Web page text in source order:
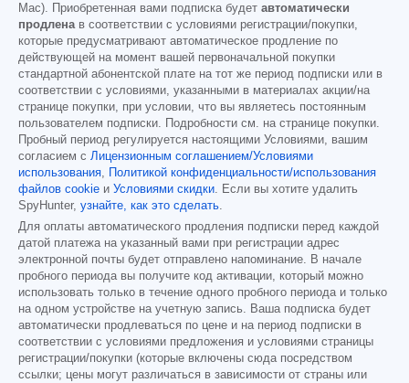
Mac). Приобретенная вами подписка будет автоматически
продленав соответствии с условиями регистрации/покупки,
которые предусматривают автоматическое продление по
действующей на момент вашей первоначальной покупки
стандартной абонентской плате на тот же период подписки или в
соответствии с условиями, указанными в материалах акции/на
странице покупки, при условии, что вы являетесь постоянным
пользователем подписки. Подробности см. на странице покупки.
Пробный период регулируется настоящими Условиями, вашим
согласием с Лицензионным соглашением/Условиями
использования, Политикой конфиденциальности/использования
файлов cookie и Условиями скидки. Если вы хотите удалить
SpyHunter, узнайте, как это сделать.
Для оплаты автоматического продления подписки перед каждой
датой платежа на указанный вами при регистрации адрес
электронной почты будет отправлено напоминание. В начале
пробного периода вы получите код активации, который можно
использовать только в течение одного пробного периода и только
на одном устройстве на учетную запись. Ваша подписка будет
автоматически продлеваться по цене и на период подписки в
соответствии с условиями предложения и условиями страницы
регистрации/покупки (которые включены сюда посредством
ссылки; цены могут различаться в зависимости от страны или